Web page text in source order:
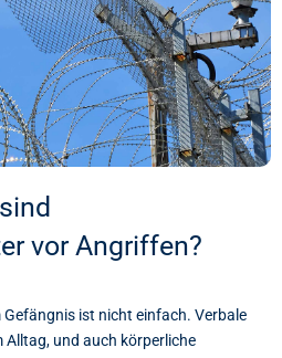
vor Angriffen?
Gefängnis ist nicht einfach. Verbale
und auch körperliche